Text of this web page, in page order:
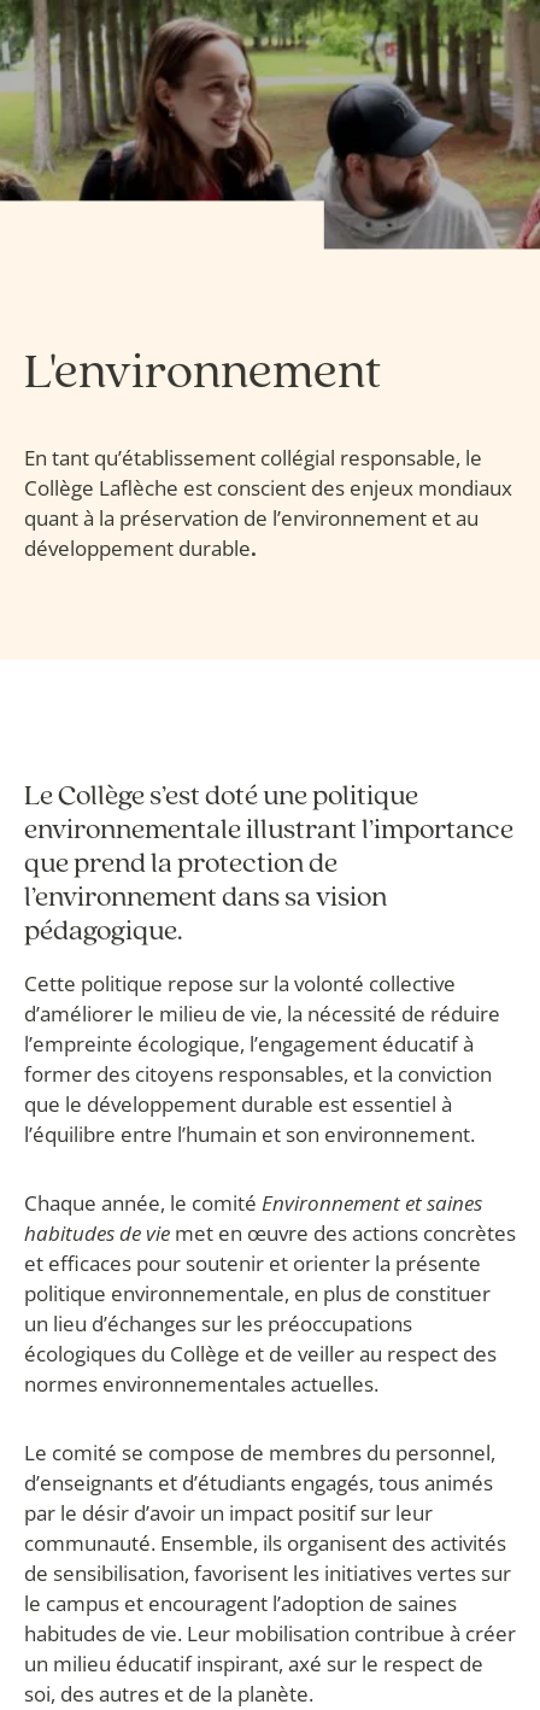
L'environnement
En tant qu’établissement collégial responsable, le
Collège Laflèche est conscient des enjeux mondiaux
quant à la préservation de l’environnement et au
développement durable.
Le Collège s’est doté une politique
environnementale illustrant l’importance
que prend la protection de
l’environnement dans sa vision
pédagogique.
Cette politique repose sur la volonté collective
d’améliorer le milieu de vie, la nécessité de réduire
l’empreinte écologique, l’engagement éducatif à
former des citoyens responsables, et la conviction
que le développement durable est essentiel à
l’équilibre entre l’humain et son environnement.
Chaque année, le comité Environnement et saines
habitudes de vie met en œuvre des actions concrètes
et efficaces pour soutenir et orienter la présente
politique environnementale, en plus de constituer
un lieu d’échanges sur les préoccupations
écologiques du Collège et de veiller au respect des
normes environnementales actuelles.
Le comité se compose de membres du personnel,
d’enseignants et d’étudiants engagés, tous animés
par le désir d’avoir un impact positif sur leur
communauté. Ensemble, ils organisent des activités
de sensibilisation, favorisent les initiatives vertes sur
le campus et encouragent l’adoption de saines
habitudes de vie. Leur mobilisation contribue à créer
un milieu éducatif inspirant, axé sur le respect de
soi, des autres et de la planète.